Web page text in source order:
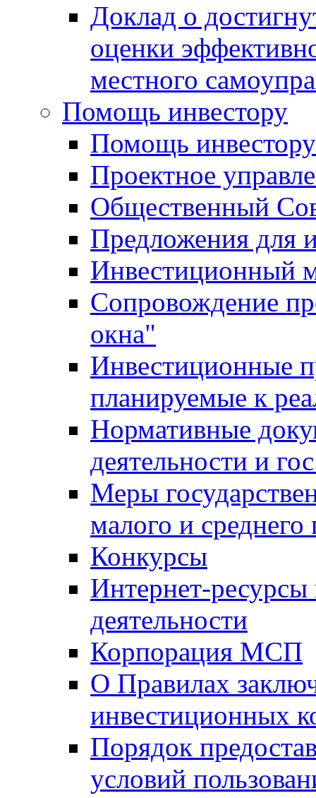
Доклад о
оценки
местного
Помощь инвестору
Помощь инвестору
Проектное
Общественный
Предложения для
Инвестиционный
Сопровождение
окна"
Инвестиционные
планируемые к
Нормативные
деятельности и
Меры
малого и среднего
Конкурсы
Интернет-
деятельности
Корпорация МСП
О Правилах
инвестиционных
Порядок
условий